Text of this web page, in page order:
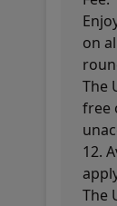
on
The
free
12.
The